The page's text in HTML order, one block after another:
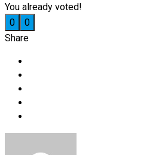
You already voted!
0
0
Share